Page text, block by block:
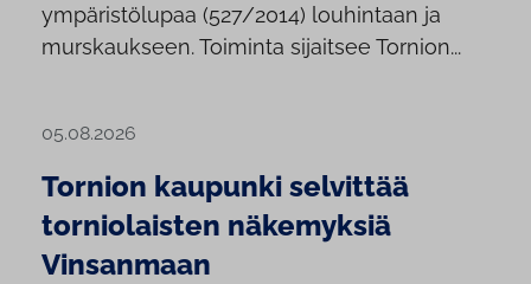
ympäristölupaa (527/2014) louhintaan ja
murskaukseen. Toiminta sijaitsee Tornion...
05.08.2026
Tornion kaupunki selvittää
torniolaisten näkemyksiä
Vinsanmaan